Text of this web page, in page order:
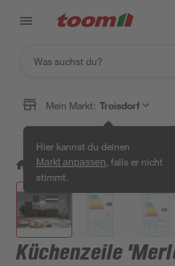
Mein Markt: Troisdorf
Hier kannst du deinen
Markt anpassen , falls er nicht
stimmt.
/ Wohnen & Haushalt / Küche
Küchenzeile